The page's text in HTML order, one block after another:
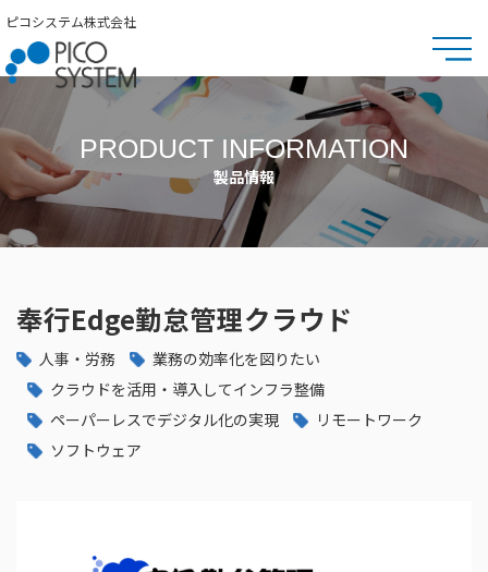
ピコシステム株式会社
PRODUCT INFORMATION
製品情報
奉行Edge勤怠管理クラウド
人事・労務
業務の効率化を図りたい
クラウドを活用・導入してインフラ整備
ペーパーレスでデジタル化の実現
リモートワーク
ソフトウェア